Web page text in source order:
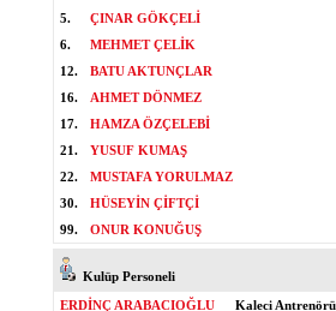
5.
ÇINAR GÖKÇELİ
6.
MEHMET ÇELİK
12.
BATU AKTUNÇLAR
16.
AHMET DÖNMEZ
17.
HAMZA ÖZÇELEBİ
21.
YUSUF KUMAŞ
22.
MUSTAFA YORULMAZ
30.
HÜSEYİN ÇİFTÇİ
99.
ONUR KONUĞUŞ
Kulüp Personeli
ERDİNÇ ARABACIOĞLU
Kaleci Antrenörü